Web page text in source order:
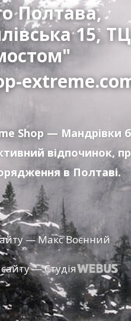
Полтава,
15,
Shop — Мандрівки
відпочинок,
в Полтаві.
— Макс Воєнний
— Студія